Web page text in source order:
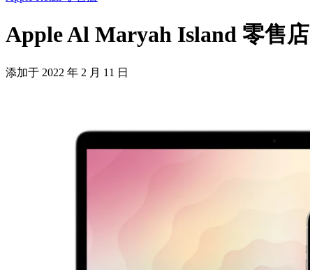
Apple Al Maryah Island 零售店
添加于 2022 年 2 月 11 日